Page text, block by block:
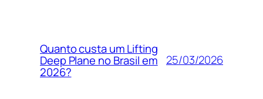
Quanto custa um Lifting
Deep Plane no Brasil em
2026?
25/03/2026